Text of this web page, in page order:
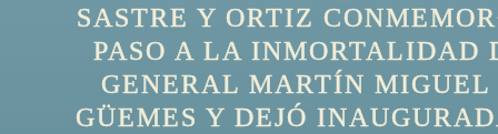
SASTRE Y ORTIZ
PASO A LA INMORTALIDAD
GENERAL MARTÍN MIGUEL
GÜEMES Y DEJÓ